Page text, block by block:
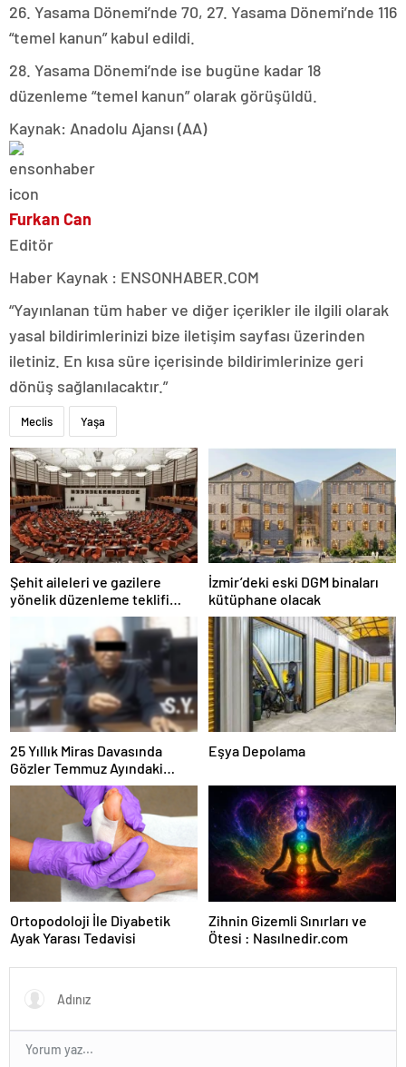
26. Yasama Dönemi’nde 70, 27. Yasama Dönemi’nde 116
“temel kanun” kabul edildi.
28. Yasama Dönemi’nde ise bugüne kadar 18
düzenleme “temel kanun” olarak görüşüldü.
Kaynak: Anadolu Ajansı (AA)
Furkan Can
Editör
Haber Kaynak : ENSONHABER.COM
“Yayınlanan tüm haber ve diğer içerikler ile ilgili olarak
yasal bildirimlerinizi bize iletişim sayfası üzerinden
iletiniz. En kısa süre içerisinde bildirimlerinize geri
dönüş sağlanılacaktır.”
Meclis Yaşa
Şehit aileleri ve gazilere
yönelik düzenleme teklifi
Meclis’te kabul edildi
İzmir’deki eski DGM binaları
kütüphane olacak
25 Yıllık Miras Davasında
Gözler Temmuz Ayındaki
Karar Duruşmasına Çevrildi
Eşya Depolama
Ortopodoloji İle Diyabetik
Ayak Yarası Tedavisi
Zihnin Gizemli Sınırları ve
Ötesi : Nasılnedir.com